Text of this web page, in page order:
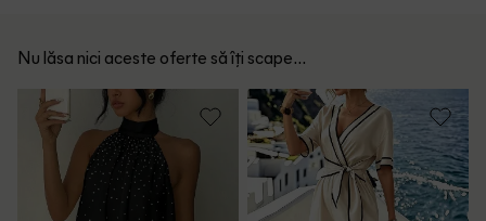
Nu lăsa nici aceste oferte să îți scape...